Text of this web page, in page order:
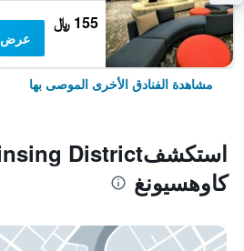
155 ﷼
عرض
مشاهدة الفنادق الأخرى الموصى بها
كاوهسيونغ